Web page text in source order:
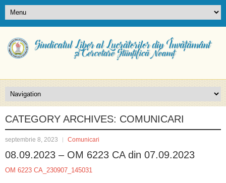
CATEGORY ARCHIVES: COMUNICARI
septembrie 8, 2023 Comunicari
08.09.2023 – OM 6223 CA din 07.09.2023
OM 6223 CA_230907_145031